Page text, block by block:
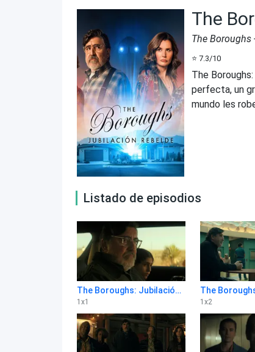
The
The Boroughs
⭐ 7.3/10
The
perfecta, un
mundo les
Listado de episodios
The Boroughs: Jubilación rebelde 1x1
1 x1 1 x2